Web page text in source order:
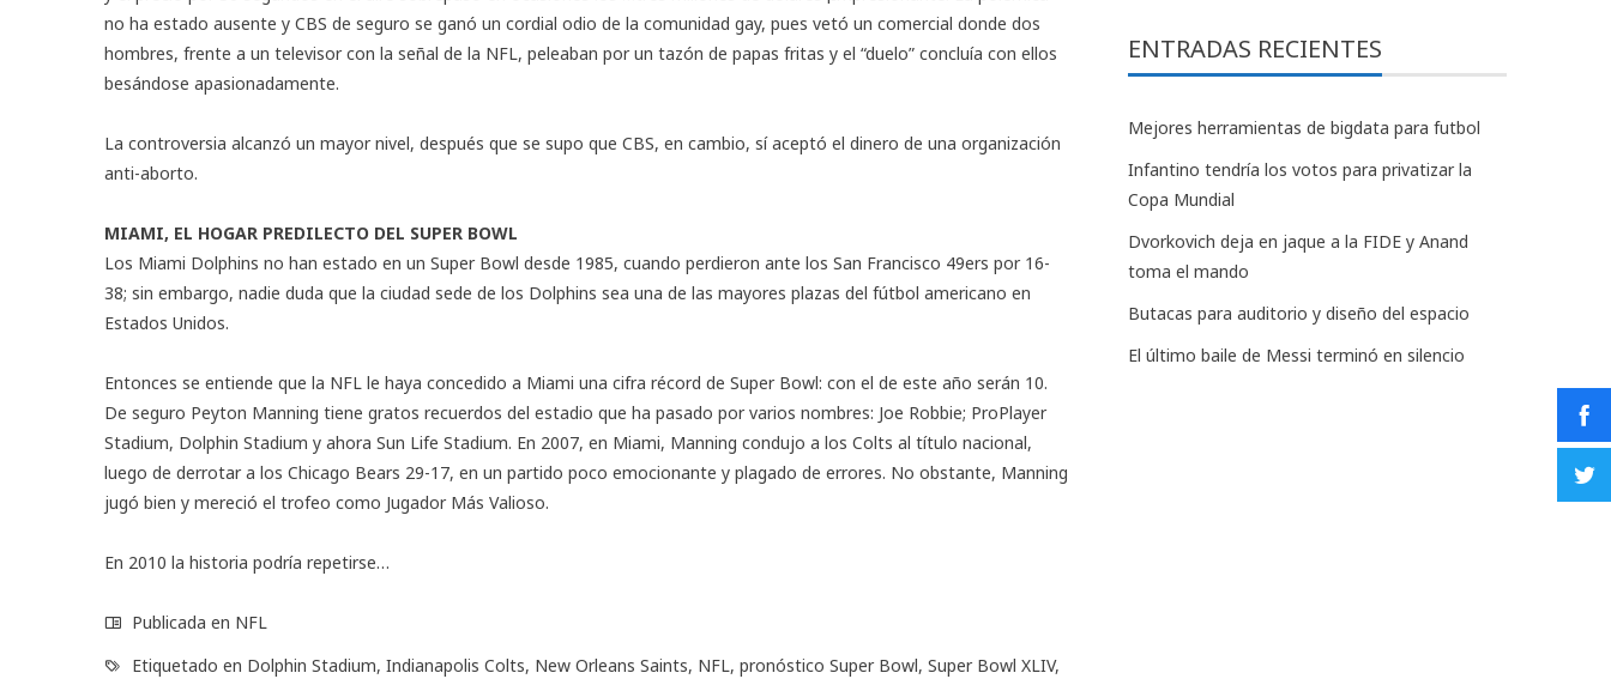
no ha estado ausente y CBS de seguro se ganó un cordial odio de la comunidad gay, pues vetó un comercial donde dos
hombres, frente a un televisor con la señal de la NFL, peleaban por un tazón de papas fritas y el “duelo” concluía con ellos
besándose apasionadamente.
La controversia alcanzó un mayor nivel, después que se supo que CBS, en cambio, sí aceptó el dinero de una organización
anti-aborto.
MIAMI, EL HOGAR PREDILECTO DEL SUPER BOWL
Los Miami Dolphins no han estado en un Super Bowl desde 1985, cuando perdieron ante los San Francisco 49ers por 16-
38; sin embargo, nadie duda que la ciudad sede de los Dolphins sea una de las mayores plazas del fútbol americano en
Estados Unidos.
Entonces se entiende que la NFL le haya concedido a Miami una cifra récord de Super Bowl: con el de este año serán 10.
De seguro Peyton Manning tiene gratos recuerdos del estadio que ha pasado por varios nombres: Joe Robbie; ProPlayer
Stadium, Dolphin Stadium y ahora Sun Life Stadium. En 2007, en Miami, Manning condujo a los Colts al título nacional,
luego de derrotar a los Chicago Bears 29-17, en un partido poco emocionante y plagado de errores. No obstante, Manning
jugó bien y mereció el trofeo como Jugador Más Valioso.
En 2010 la historia podría repetirse…
Publicada en NFL
Etiquetado en Dolphin Stadium, Indianapolis Colts, New Orleans Saints, NFL, pronóstico Super Bowl, Super Bowl XLIV,
ENTRADAS RECIENTES
Mejores herramientas de bigdata para futbol
Infantino tendría los votos para privatizar la
Copa Mundial
Dvorkovich deja en jaque a la FIDE y Anand
toma el mando
Butacas para auditorio y diseño del espacio
El último baile de Messi terminó en silencio